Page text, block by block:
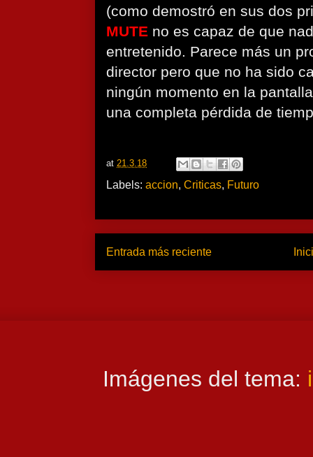
(como demostró en sus dos
MUTE no es capaz de que
entretenido. Parece más un
director pero que no ha sido
ningún momento en la
una completa pérdida de
at 21.3.18
Labels: accion, Criticas, Futuro
Entrada más reciente
Imágenes del tema: